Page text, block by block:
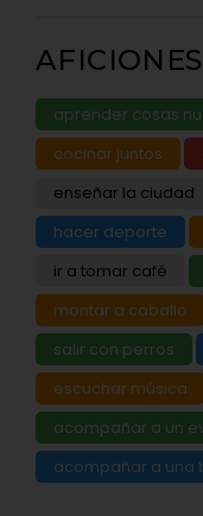
AFICIONES
aprender cosas
cocinar juntos
enseñar la ciudad
hacer deporte
ir a tomar café
montar a caballo
salir con perros
escuchar música
acompañar a un
acompañar a una